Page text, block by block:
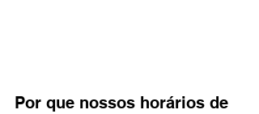
Por que nossos horários de